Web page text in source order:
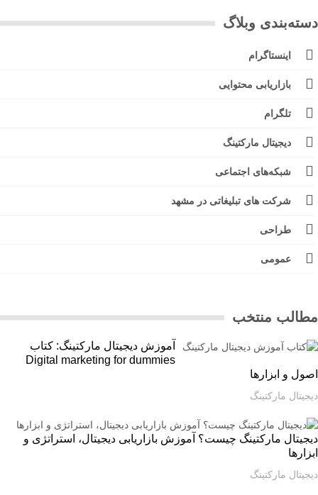
وبلاگ
اینستاگرام
بازاریابی محتوایی
تلگرام
دیجیتال مارکتینگ
شبکه‌های اجتماعی
شرکت های تبلیغاتی در مشهد
طراحی
عمومی
منتخب
آموزش دیجیتال مارکتینگ: کتاب
Digital marketing for dummies
و ابزارها
مارکتینگ
مارکتینگ چیست؟ آموزش بازاریابی دیجیتال، استراتژی و
مارکتینگ